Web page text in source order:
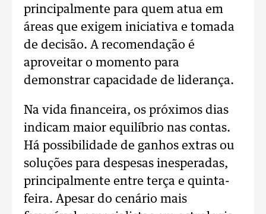
principalmente para quem atua em
áreas que exigem iniciativa e tomada
de decisão. A recomendação é
aproveitar o momento para
demonstrar capacidade de liderança.
Na vida financeira, os próximos dias
indicam maior equilíbrio nas contas.
Há possibilidade de ganhos extras ou
soluções para despesas inesperadas,
principalmente entre terça e quinta-
feira. Apesar do cenário mais